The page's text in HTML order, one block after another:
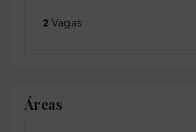
2 Vagas
Áreas